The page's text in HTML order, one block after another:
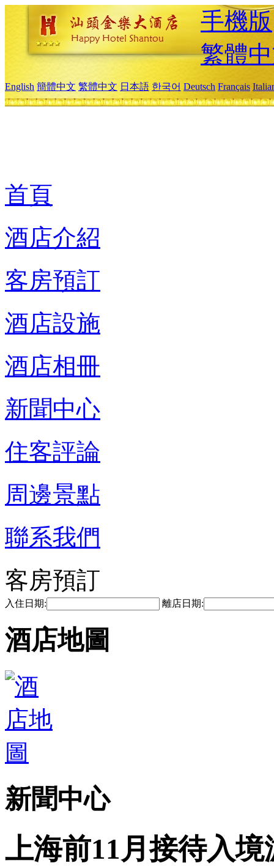
手機版
繁體
English 簡體中文 繁體中文 日本語 한국어 Deutsch Français
首頁
酒店介紹
客房預訂
酒店設施
酒店相冊
新聞中心
住客評論
周邊景點
聯系我們
客房預訂
入住日期: 離店日期:
酒店地圖
新聞中心
上海前11月接待入